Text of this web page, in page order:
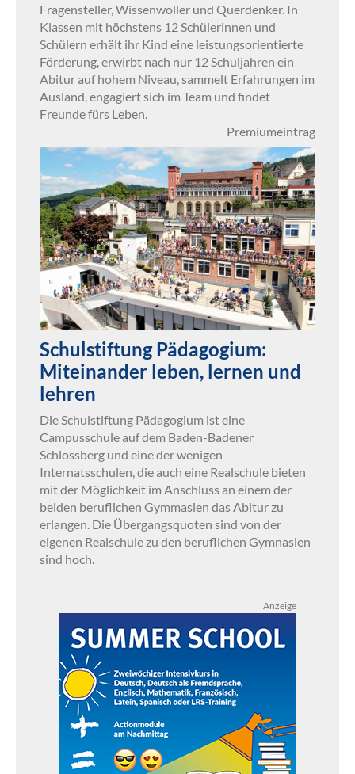
Fragensteller, Wissenwoller und Querdenker. In
Klassen mit höchstens 12 Schülerinnen und
Schülern erhält ihr Kind eine leistungsorientierte
Förderung, erwirbt nach nur 12 Schuljahren ein
Abitur auf hohem Niveau, sammelt Erfahrungen im
Ausland, engagiert sich im Team und findet
Freunde fürs Leben.
Premiumeintrag
Schulstiftung Pädagogium:
Miteinander leben, lernen und
lehren
Die Schulstiftung Pädagogium ist eine
Campusschule auf dem Baden-Badener
Schlossberg und eine der wenigen
Internatsschulen, die auch eine Realschule bieten
mit der Möglichkeit im Anschluss an einem der
beiden beruflichen Gymmasien das Abitur zu
erlangen. Die Übergangsquoten sind von der
eigenen Realschule zu den beruflichen Gymnasien
sind hoch.
Anzeige